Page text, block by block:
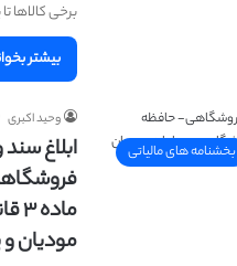
برخی کالاها تا پایان سال ۱۴۰۱ شماره:
بیشتر
بخشنامه های مالیاتی
وحید اکبری
ابلاغ
مودیان